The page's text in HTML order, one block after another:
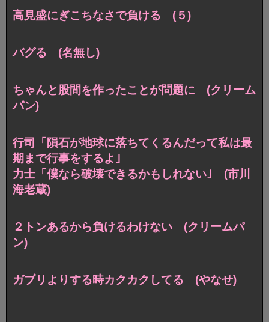
高見盛にぎこちなさで負ける (５)
バグる (名無し)
ちゃんと股間を作ったことが問題に (クリーム
パン)
行司「隕石が地球に落ちてくるんだって私は最
期まで行事をするよ｣
力士「僕なら破壊できるかもしれない｣ (市川
海老蔵)
２トンあるから負けるわけない (クリームパ
ン)
ガブリよりする時カクカクしてる (やなせ)